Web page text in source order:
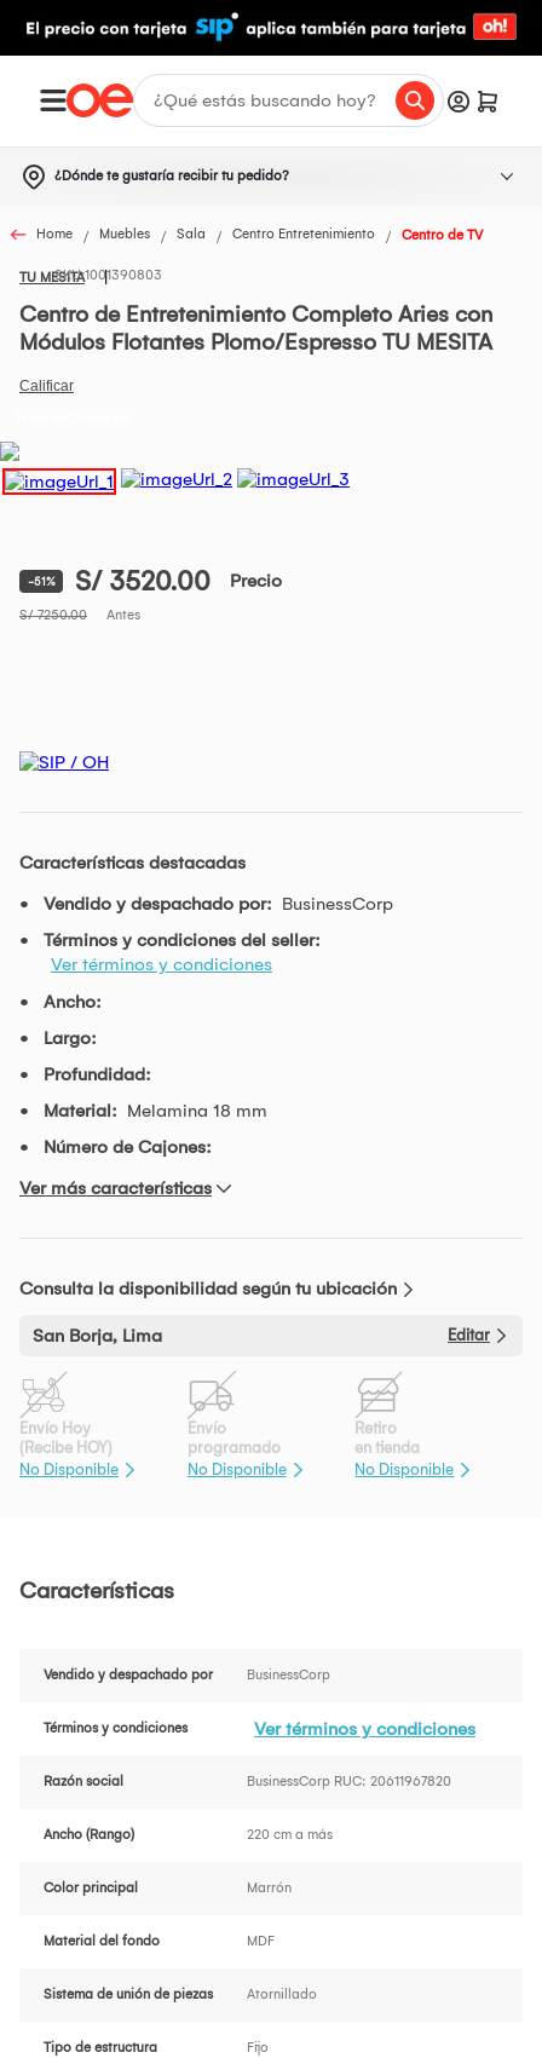
¿Dónde te gustaría recibir tu pedido?
Home Muebles Sala Centro Entretenimiento Centro de TV
TU MESITA1001390803
Centro de Entretenimiento Completo Aries con
Módulos Flotantes Plomo/Espresso TU MESITA
-51% S/ 3520.00 Precio
S/ 7250.00 Antes
Características destacadas
Vendido y despachado por: BusinessCorp
Términos y condiciones del seller:
Ver términos y condiciones
Ancho:
Largo:
Profundidad:
Material: Melamina 18 mm
Número de Cajones:
Ver más características
Consulta la disponibilidad según tu ubicación
San Borja, Lima Editar
Envío Hoy
(Recibe HOY)
No Disponible
Envío
programado
No Disponible
Retiro
en tienda
No Disponible
Características
Vendido y despachado por BusinessCorp
Términos y condiciones Ver términos y condiciones
Razón social BusinessCorp RUC: 20611967820
Ancho (Rango) 220 cm a más
Color principal Marrón
Material del fondo MDF
Sistema de unión de piezas Atornillado
Tipo de estructura Fijo